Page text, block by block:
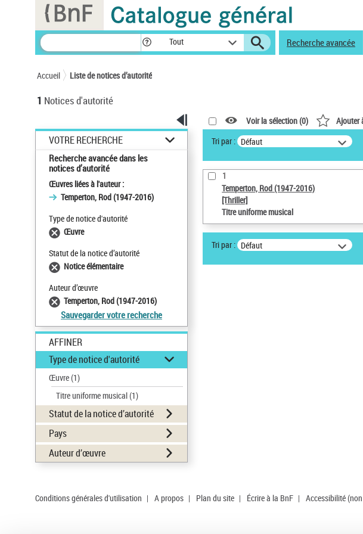
Tout Recherche avancée
Accueil Liste de notices d’autorité
1 Notices d'autorité
VOTRE RECHERCHE
Recherche avancée dans les
notices d’autorité
Œuvres liées à l'auteur :
Temperton, Rod (1947-2016)
Type de notice d'autorité
Œuvre
Statut de la notice d’autorité
Notice élémentaire
Auteur d’œuvre
Temperton, Rod (1947-2016)
Sauvegarder votre recherche
AFFINER
Type de notice d'autorité
Œuvre(1)
Titre uniforme musical(1)
Statut de la notice d’autorité
Pays
Auteur d’œuvre
Voir la sélection (0) Ajouter
Tri par : Défaut
1
Temperton, Rod (1947-2016)
[Thriller]
Titre uniforme musical
Tri par : Défaut
Conditions générales d'utilisation | A propos | Plan du site | Écrire à la BnF | Accessibilité
Panneau de gestion des cookies